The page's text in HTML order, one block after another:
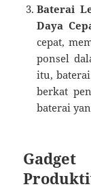
Baterai
Daya
cepat,
ponsel
itu,
berkat
baterai